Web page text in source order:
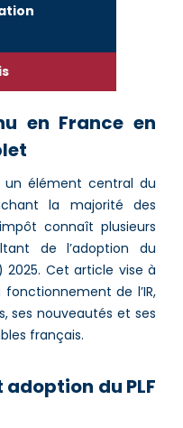
en France en
un élément central du
la majorité des
connaît plusieurs
de l’adoption du
2025. Cet article vise à
de l’IR,
ses nouveautés et ses
français.
du PLF